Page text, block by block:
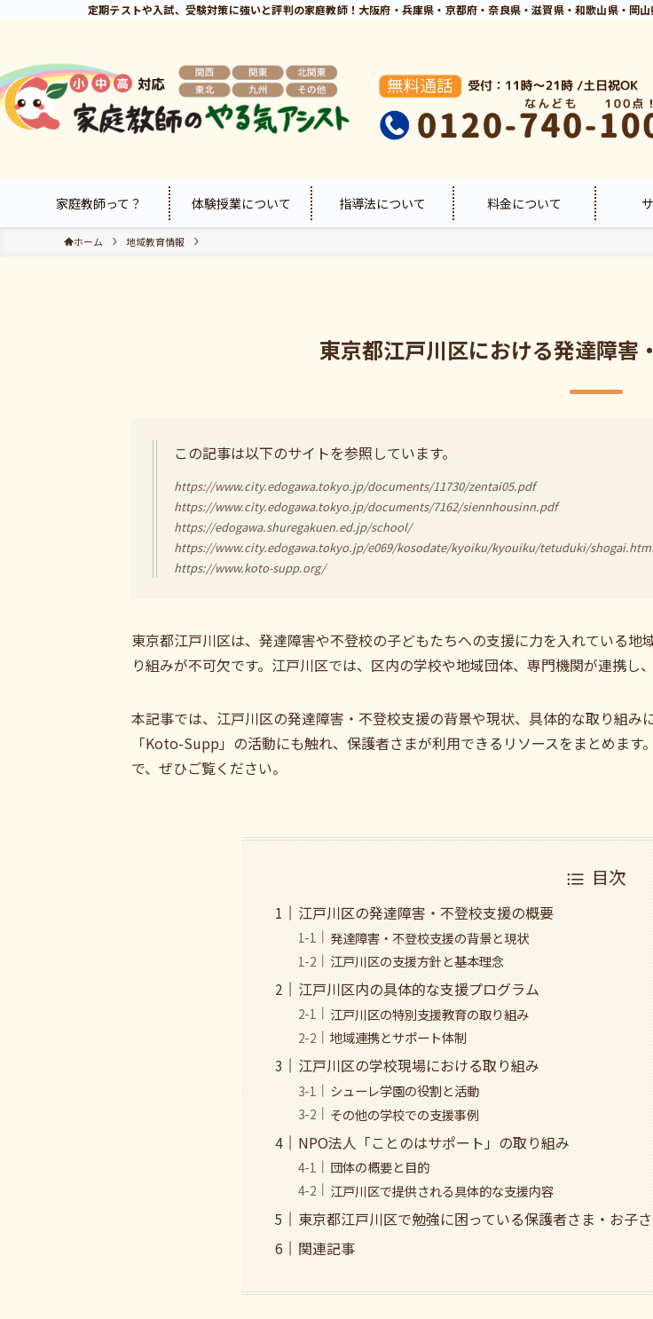
定期テストや入試、受験対策に強いと評判の家庭教師！大阪府・兵庫県・京都府・奈良県・滋賀県・和歌山県・岡
家庭教師って？ 体験授業について 指導法について 料金について
ホーム 地域教育情報
東京都江戸川区における発達障害
この記事は以下のサイトを参照しています。
https://www.city.edogawa.tokyo.jp/documents/11730/zentai05.pdf
https://www.city.edogawa.tokyo.jp/documents/7162/siennhousinn.pdf
https://edogawa.shuregakuen.ed.jp/school/
https://www.city.edogawa.tokyo.jp/e069/kosodate/kyoiku/kyouiku/tetuduki/
https://www.koto-supp.org/
東京都江戸川区は、発達障害や不登校の子どもたちへの支援に力を入れている
り組みが不可欠です。江戸川区では、区内の学校や地域団体、専門機関が連携し
本記事では、江戸川区の発達障害・不登校支援の背景や現状、具体的な取り組
「Koto-Supp」の活動にも触れ、保護者さまが利用できるリソースをまとめま
で、ぜひご覧ください。
目次
江戸川区の発達障害・不登校支援の概要
発達障害・不登校支援の背景と現状
江戸川区の支援方針と基本理念
江戸川区内の具体的な支援プログラム
江戸川区の特別支援教育の取り組み
地域連携とサポート体制
江戸川区の学校現場における取り組み
シューレ学園の役割と活動
その他の学校での支援事例
NPO法人「ことのはサポート」の取り組み
団体の概要と目的
江戸川区で提供される具体的な支援内容
東京都江戸川区で勉強に困っている保護者さま・お子
関連記事